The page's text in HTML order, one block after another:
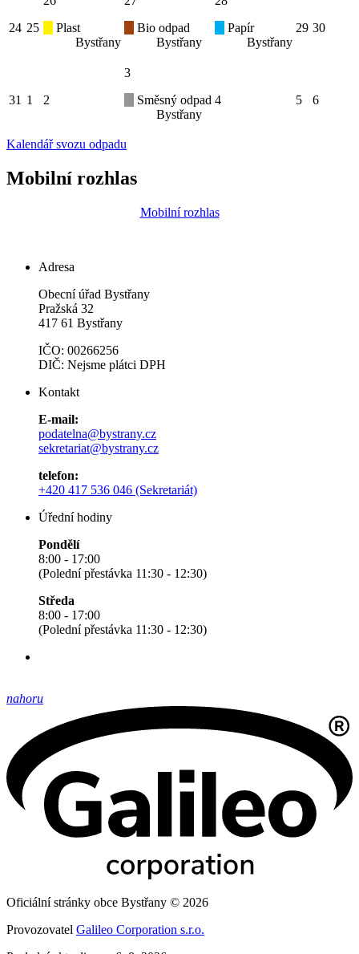
24 25
Plast
Bystřany
Bio odpad
Bystřany
Papír
Bystřany
29 30
31 1 2
3
Směsný odpad
Bystřany
4 5 6
Kalendář svozu odpadu
Mobilní rozhlas
Mobilní rozhlas
Adresa
Obecní úřad Bystřany
Pražská 32
417 61 Bystřany
IČO: 00266256
DIČ: Nejsme plátci DPH
Kontakt
E-mail:
podatelna@bystrany.cz
sekretariat@bystrany.cz
telefon:
+420 417 536 046 (Sekretariát)
Úřední hodiny
Pondělí
8:00 - 17:00
(Polední přestávka 11:30 - 12:30)
Středa
8:00 - 17:00
(Polední přestávka 11:30 - 12:30)
nahoru
Oficiální stránky obce Bystřany © 2026
Provozovatel Galileo Corporation s.r.o.